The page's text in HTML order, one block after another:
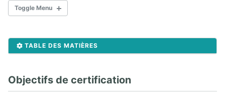
Toggle Menu
Objectifs CCNP ENCOR 350-401
1. PACKET FORWARDING
TABLE DES MATIÈRES
Objectifs de certification